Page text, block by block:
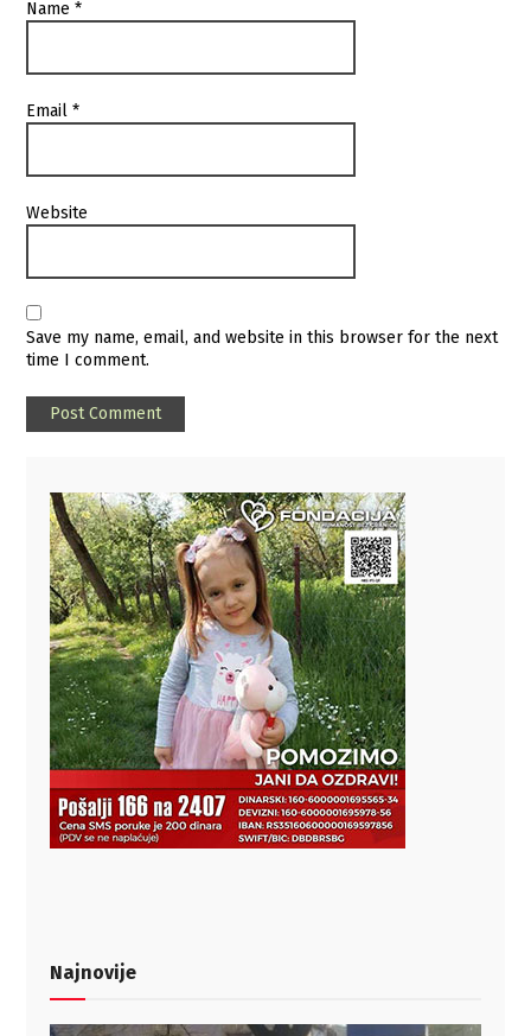
Name*
Email*
Website
Save my name, email, and website in this browser for the next
time I comment.
Najnovije